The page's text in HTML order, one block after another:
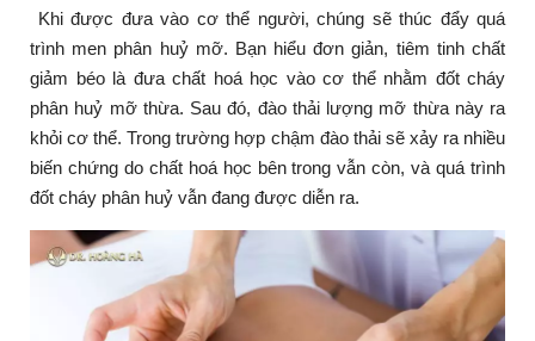
Khi được đưa vào cơ thể người, chúng sẽ thúc đẩy quá
trình men phân huỷ mỡ. Bạn hiểu đơn giản, tiêm tinh chất
giảm béo là đưa chất hoá học vào cơ thể nhằm đốt cháy
phân huỷ mỡ thừa. Sau đó, đào thải lượng mỡ thừa này ra
khỏi cơ thể. Trong trường hợp chậm đào thải sẽ xảy ra nhiều
biến chứng do chất hoá học bên trong vẫn còn, và quá trình
đốt cháy phân huỷ vẫn đang được diễn ra.